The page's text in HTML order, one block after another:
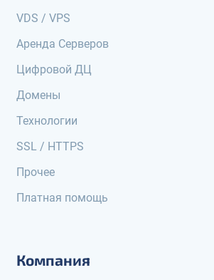
VDS / VPS
Аренда Серверов
Цифровой ДЦ
Домены
Технологии
SSL / HTTPS
Прочее
Платная помощь
Компания